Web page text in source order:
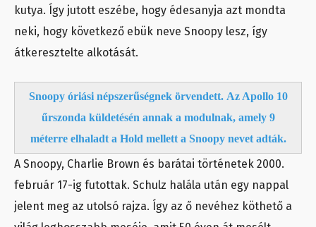
kutya. Így jutott eszébe, hogy édesanyja azt mondta
neki, hogy következő ebük neve Snoopy lesz, így
átkeresztelte alkotását.
Snoopy óriási népszerűségnek örvendett. Az Apollo 10
űrszonda küldetésén annak a modulnak, amely 9
méterre elhaladt a Hold mellett a Snoopy nevet adták.
A Snoopy, Charlie Brown és barátai történetek 2000.
február 17-ig futottak. Schulz halála után egy nappal
jelent meg az utolsó rajza. Így az ő nevéhez köthető a